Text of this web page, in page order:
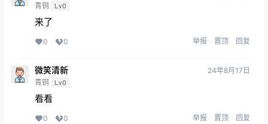
青铜 Lv0
来了
0 0 举报 置顶 回复
微笑清新
青铜 Lv0
24年8月17日
看看
0 0 举报 置顶 回复